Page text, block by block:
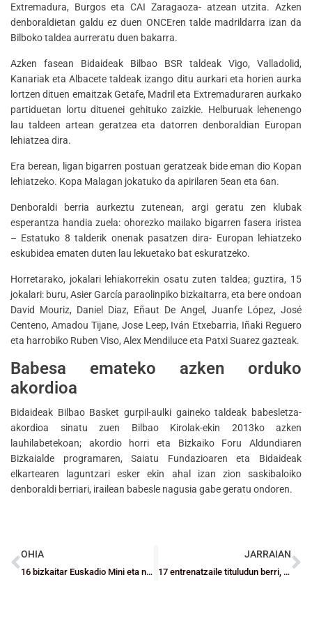
Extremadura, Burgos eta CAI Zaragaoza- atzean utzita. Azken
denboraldietan galdu ez duen ONCEren talde madrildarra izan da
Bilboko taldea aurreratu duen bakarra.
Azken fasean Bidaideak Bilbao BSR taldeak Vigo, Valladolid,
Kanariak eta Albacete taldeak izango ditu aurkari eta horien aurka
lortzen dituen emaitzak Getafe, Madril eta Extremaduraren aurkako
partiduetan lortu dituenei gehituko zaizkie. Helburuak lehenengo
lau taldeen artean geratzea eta datorren denboraldian Europan
lehiatzea dira.
Era berean, ligan bigarren postuan geratzeak bide eman dio Kopan
lehiatzeko. Kopa Malagan jokatuko da apirilaren 5ean eta 6an.
Denboraldi berria aurkeztu zutenean, argi geratu zen klubak
esperantza handia zuela: ohorezko mailako bigarren fasera iristea
– Estatuko 8 talderik onenak pasatzen dira- Europan lehiatzeko
eskubidea ematen duten lau lekuetako bat eskuratzeko.
Horretarako, jokalari lehiakorrekin osatu zuten taldea; guztira, 15
jokalari: buru, Asier García paraolinpiko bizkaitarra, eta bere ondoan
David Mouriz, Daniel Diaz, Eñaut De Angel, Juanfe López, José
Centeno, Amadou Tijane, Jose Leep, Iván Etxebarria, Iñaki Reguero
eta harrobiko Ruben Viso, Alex Mendiluce eta Patxi Suarez gazteak.
Babesa emateko azken orduko
akordioa
Bidaideak Bilbao Basket gurpil-aulki gaineko taldeak babesletza-
akordioa sinatu zuen Bilbao Kirolak-ekin 2013ko azken
lauhilabetekoan; akordio horri eta Bizkaiko Foru Aldundiaren
Bizkaialde programaren, Saiatu Fundazioaren eta Bidaideak
elkartearen laguntzari esker ekin ahal izan zion saskibaloiko
denboraldi berriari, irailean babesle nagusia gabe geratu ondoren.
OHIA
16 bizkaitar Euskadio Mini eta nesken Haur Kategoriako selekzioetan
JARRAIAN
17 entrenatzaile tituludun berri, Maristaseko Ikastaroaren balantzea